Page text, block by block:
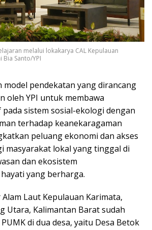
melalui lokakarya CAL Kepulauan
Bia Santo/YPI
model pendekatan yang dirancang
oleh YPI untuk membawa
sistem sosial-ekologi dengan
terhadap keanekaragaman
peluang ekonomi dan akses
masyarakat lokal yang tinggal di
dan ekosistem
yang berharga.
Laut Kepulauan Karimata,
Utara, Kalimantan Barat sudah
di dua desa, yaitu Desa Betok